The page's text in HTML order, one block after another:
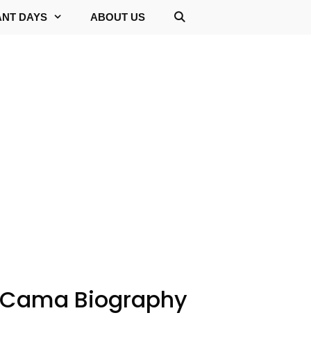
DAYS ABOUT US
Biography